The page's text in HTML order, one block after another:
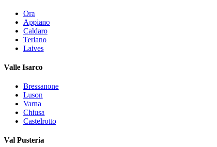
Ora
Appiano
Caldaro
Terlano
Laives
Valle Isarco
Bressanone
Luson
Varna
Chiusa
Castelrotto
Val Pusteria